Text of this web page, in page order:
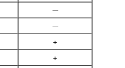
—
—
+
+